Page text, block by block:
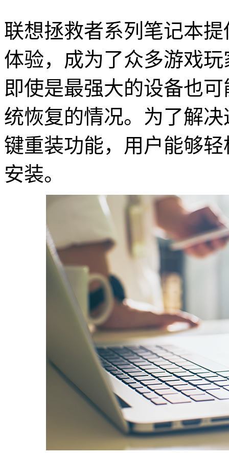
联想拯救者系列笔记本
体验，成为了众多游戏
即使是最强大的设备也
统恢复的情况。为了解
键重装功能，用户能够
安装。